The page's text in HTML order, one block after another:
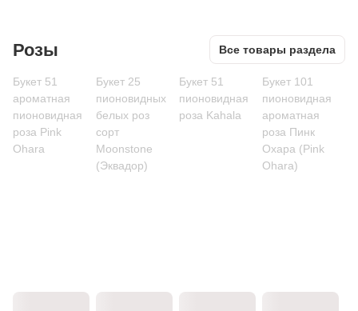
Розы Все товары раздела
Букет 51
ароматная
пионовидная
роза Pink
Ohara
Букет 25
пионовидных
белых роз
сорт
Moonstone
(Эквадор)
Букет 51
пионовидная
роза Kahala
Букет 101
пионовидная
ароматная
роза Пинк
Охара (Pink
Ohara)